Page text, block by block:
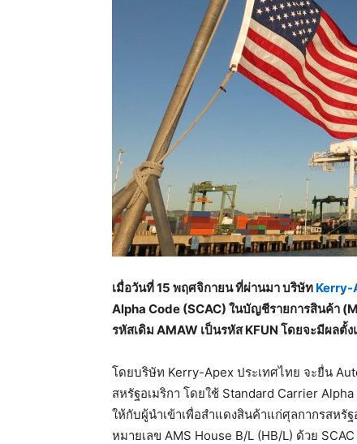
เมื่อวันที่ 15 พฤศจิกายน ที่ผ่านมา บริษัท Kerry-
Alpha Code (SCAC) ในบัญชีรายการสินค้า
รหัสเดิม AMAW เป็นรหัส KFUN โดยจะมีผลตั้
โดยบริษัท Kerry-Apex ประเทศไทย จะยื่น
สหรัฐอเมริกา โดยใช้ Standard Carrier
ให้กับผู้นำเข้าเพื่อสำแดงสินค้าแก่ศุลกากรสหรั
หมายเลข AMS House B/L (HB/L) ด้วย